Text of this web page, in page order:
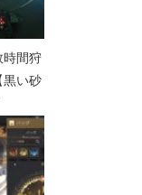
時間狩
黒い砂